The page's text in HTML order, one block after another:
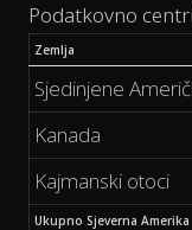
Podatkovno
Zemlja
Sjedinjene
Kanada
Kajmanski otoci
Ukupno Sjeverna Amerika